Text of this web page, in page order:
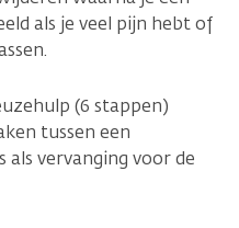
als je veel pijn hebt of
(6 stappen)
tussen een
vervanging voor de